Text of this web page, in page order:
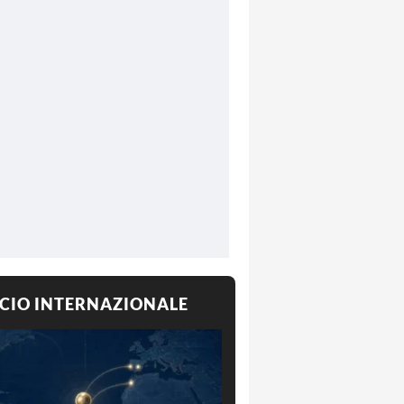
INTERNAZIONALE